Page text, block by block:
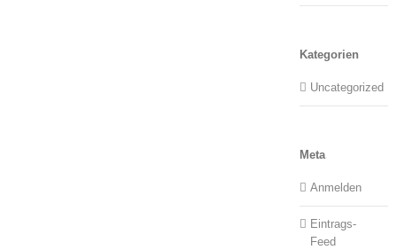
Kategorien
Uncategorized
Meta
Anmelden
Eintrags-
Feed